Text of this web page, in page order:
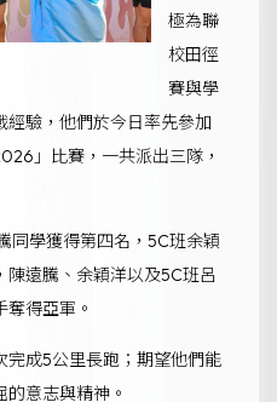
極為聯
校田徑
賽與學
經驗，他們於今日率先參加
」比賽，一共派出三隊，
同學獲得第四名，5C班余穎
遠騰、余穎洋以及5C班呂
得亞軍。
完成5公里長跑；期望他們能
意志與精神。